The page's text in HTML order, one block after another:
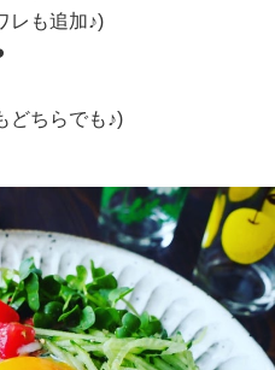
レも追加♪)
どちらでも♪)